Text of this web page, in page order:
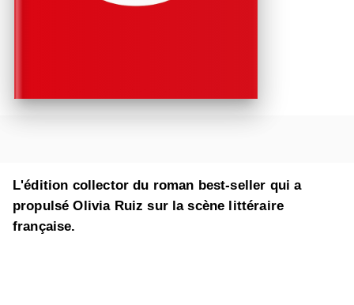
L'édition collector du roman best-seller qui a
propulsé Olivia Ruiz sur la scène littéraire
française.